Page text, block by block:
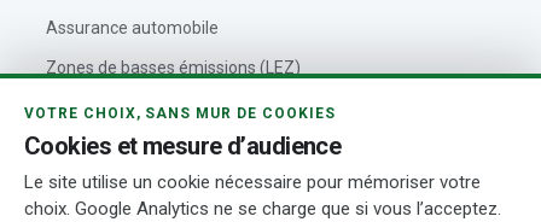
Assurance automobile
Zones de basses émissions (LEZ)
Code de la route belge
VOITUREBELGIQUE
VOTRE CHOIX, SANS MUR DE COOKIES
Cookies et mesure d’audience
Le site utilise un cookie nécessaire pour mémoriser votre
choix. Google Analytics ne se charge que si vous l’acceptez.